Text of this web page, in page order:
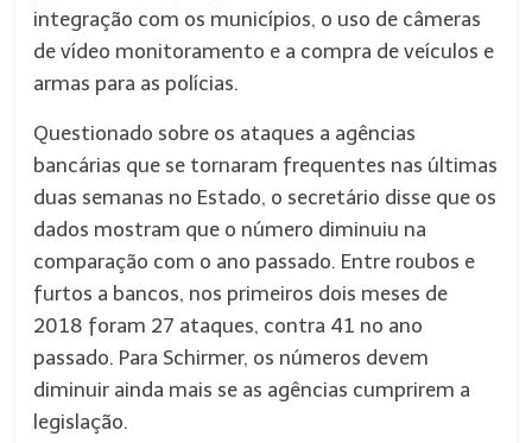
integração com os municípios, o uso de câmeras
de vídeo monitoramento e a compra de veículos e
armas para as polícias.
Questionado sobre os ataques a agências
bancárias que se tornaram frequentes nas últimas
duas semanas no Estado, o secretário disse que os
dados mostram que o número diminuiu na
comparação com o ano passado. Entre roubos e
furtos a bancos, nos primeiros dois meses de
2018 foram 27 ataques, contra 41 no ano
passado. Para Schirmer, os números devem
diminuir ainda mais se as agências cumprirem a
legislação.